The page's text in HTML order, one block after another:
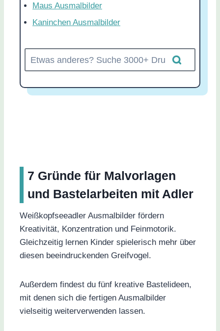
Maus Ausmalbilder
Kaninchen Ausmalbilder
7 Gründe für Malvorlagen
und Bastelarbeiten mit Adler
Weißkopfseeadler Ausmalbilder fördern
Kreativität, Konzentration und Feinmotorik.
Gleichzeitig lernen Kinder spielerisch mehr über
diesen beeindruckenden Greifvogel.
Außerdem findest du fünf kreative Bastelideen,
mit denen sich die fertigen Ausmalbilder
vielseitig weiterverwenden lassen.